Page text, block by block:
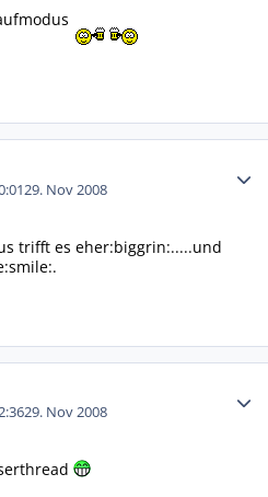
29. Nov 2008
trifft es eher:biggrin:.....und
29. Nov 2008